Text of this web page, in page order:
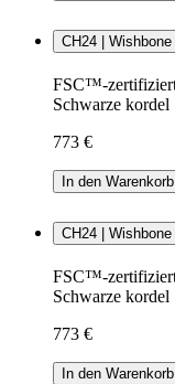
CH24 | Wishbone
FSC™-
Schwarze kordel
773 €
In den Warenkorb
CH24 | Wishbone
FSC™-
Schwarze kordel
773 €
In den Warenkorb